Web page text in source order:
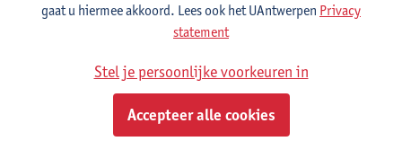
Campus Groenenborger
Groenenborgerlaan 171
2020 Antwerpen, BEL
gaat u hiermee akkoord. Lees ook het UAntwerpen Privacy
statement
Stel je persoonlijke voorkeuren in
Accepteer alle cookies